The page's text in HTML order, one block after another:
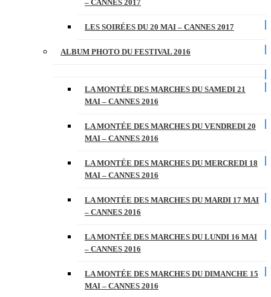
– CANNES 2017
LES SOIRÉES DU 20 MAI – CANNES 2017
ALBUM PHOTO DU FESTIVAL 2016
LA MONTÉE DES MARCHES DU SAMEDI 21
MAI – CANNES 2016
LA MONTÉE DES MARCHES DU VENDREDI 20
MAI – CANNES 2016
LA MONTÉE DES MARCHES DU MERCREDI 18
MAI – CANNES 2016
LA MONTÉE DES MARCHES DU MARDI 17 MAI
– CANNES 2016
LA MONTÉE DES MARCHES DU LUNDI 16 MAI
– CANNES 2016
LA MONTÉE DES MARCHES DU DIMANCHE 15
MAI – CANNES 2016